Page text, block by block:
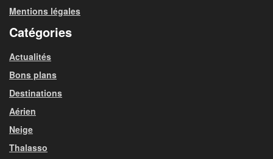
Mentions légales
Catégories
Actualités
Bons plans
Destinations
Aérien
Neige
Thalasso